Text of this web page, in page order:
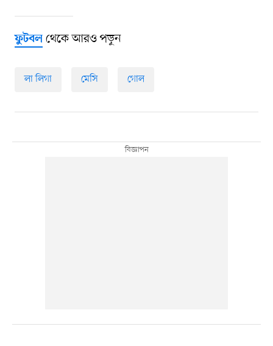
ফুটবলথেকে আরও পড়ুন
লা লিগা মেসি গোল